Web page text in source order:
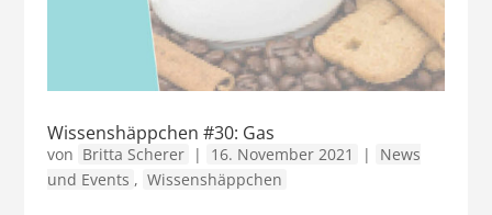
Wissenshäppchen #30: Gas
von Britta Scherer | 16. November 2021 |
News
und Events , Wissenshäppchen